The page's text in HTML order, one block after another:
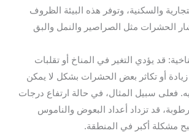
والسكنية، وتوفر هذه البيئة الظروف
الحشرات مثل الصراصير والنمل والبق
قد يؤدي التغير في المناخ أو تقلبات
أو تكاثر بعض الحشرات بشكل لا يمكن
فعلى سبيل المثال، في حالة ارتفاع درجات
قد تزداد أعداد البعوض والناموس
مشكلة أكبر في المنطقة.